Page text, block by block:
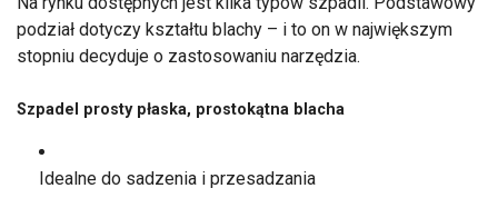
podział dotyczy kształtu blachy – i to on w największym
stopniu decyduje o zastosowaniu narzędzia.
Szpadel prosty płaska, prostokątna blacha
Idealne do sadzenia i przesadzania